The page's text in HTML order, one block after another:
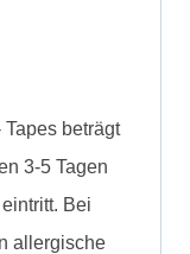
beträgt
3-5 Tagen
Bei
allergische